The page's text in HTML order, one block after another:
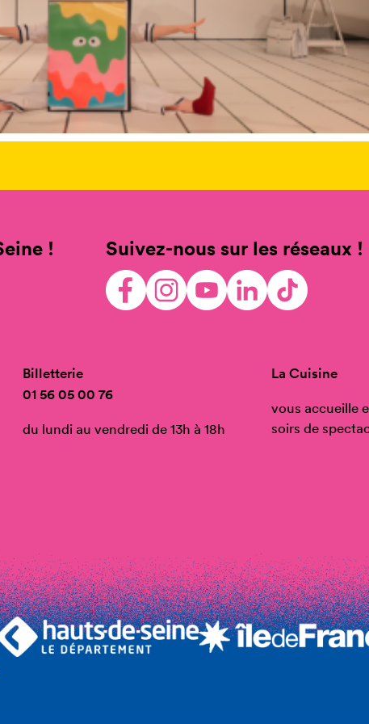
! Suivez-nous sur les réseaux !
Billetterie
01 56 05 00 76
du lundi au vendredi de 13h à 18h
La Cuisine
vous accueille
soirs de